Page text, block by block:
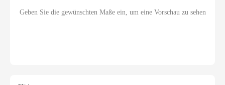
Geben Sie die gewünschten Maße ein, um eine Vorschau zu sehen